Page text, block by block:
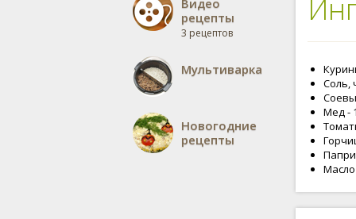
Видео
рецепты
3 рецептов
Мультиварка
Новогодние
рецепты
Соль,
Мед -